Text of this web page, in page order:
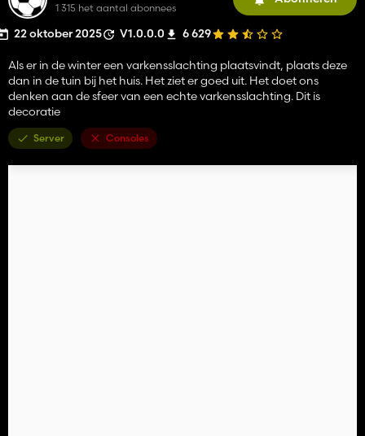
1 315 het aantal abonnees
22 oktober 2025 V1.0.0.0 6 629
Als er in de winter een varkensslachting plaatsvindt, plaats deze
dan in de tuin bij het huis. Het ziet er goed uit. Het doet ons
denken aan de sfeer van een echte varkensslachting. Dit is
decoratie
Server Consoles